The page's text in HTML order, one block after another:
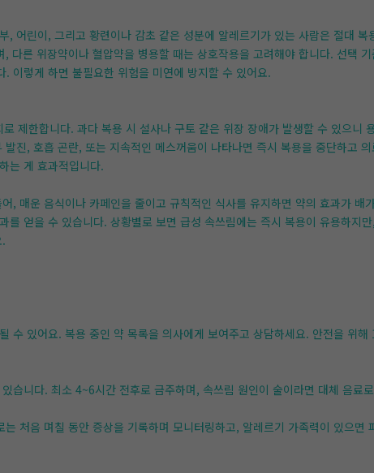
어린이, 그리고 황련이나 감초 같은 성분에 알레르기가 있는 사람은 절대
른 위장약이나 혈압약을 병용할 때는 상호작용을 고려해야 합니다. 선택
이렇게 하면 불필요한 위험을 미연에 방지할 수 있어요.
제한합니다. 과다 복용 시 설사나 구토 같은 위장 장애가 발생할 수 있으니
진, 호흡 곤란, 또는 지속적인 메스꺼움이 나타나면 즉시 복용을 중단하고
는 게 효과적입니다.
매운 음식이나 카페인을 줄이고 규칙적인 식사를 유지하면 약의 효과가 배
얻을 수 있습니다. 상황별로 보면 급성 속쓰림에는 즉시 복용이 유용하지
있어요. 복용 중인 약 목록을 의사에게 보여주고 상담하세요. 안전을 위
니다. 최소 4~6시간 전후로 금주하며, 속쓰림 원인이 술이라면 대체 음료
처음 며칠 동안 증상을 기록하며 모니터링하고, 알레르기 가족력이 있으면